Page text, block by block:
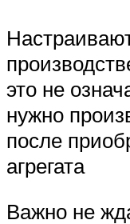
это не
нужно
после
агрегата
Важно не